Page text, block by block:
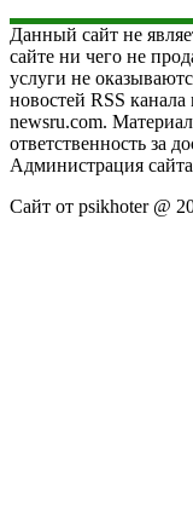
Данный сайт не
сайте ни чего не
услуги не
новостей RSS
newsru.com.
ответственность за
Администрация сайта
Сайт от psikhoter @